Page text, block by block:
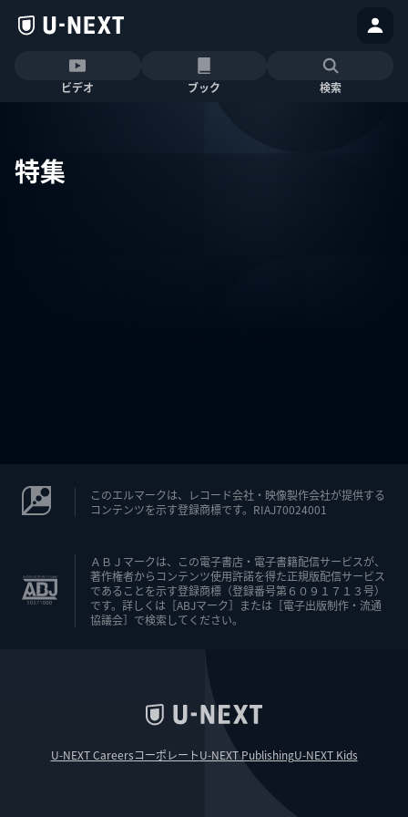
ビデオ ブック 検索
特集
このエルマークは、レコード会社・映像製作会社が提供する
コンテンツを示す登録商標です。RIAJ70024001
ＡＢＪマークは、この電子書店・電子書籍配信サービスが、
著作権者からコンテンツ使用許諾を得た正規版配信サービス
であることを示す登録商標（登録番号第６０９１７１３号）
です。詳しくは［ABJマーク］または［電子出版制作・流通
協議会］で検索してください。
U-NEXT CareersコーポレートU-NEXT PublishingU-NEXT Kids